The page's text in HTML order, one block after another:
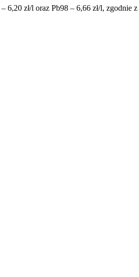
– 6,20 zł/l oraz Pb98 – 6,66 zł/l, zgodnie